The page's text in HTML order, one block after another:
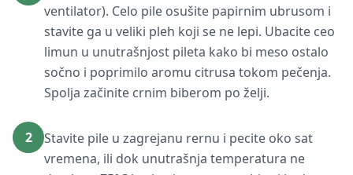
ventilator). Celo pile osušite papirnim ubrusom i
stavite ga u veliki pleh koji se ne lepi. Ubacite ceo
limun u unutrašnjost pileta kako bi meso ostalo
sočno i poprimilo aromu citrusa tokom pečenja.
Spolja začinite crnim biberom po želji.
2
Stavite pile u zagrejanu rernu i pecite oko sat
vremena, ili dok unutrašnja temperatura ne